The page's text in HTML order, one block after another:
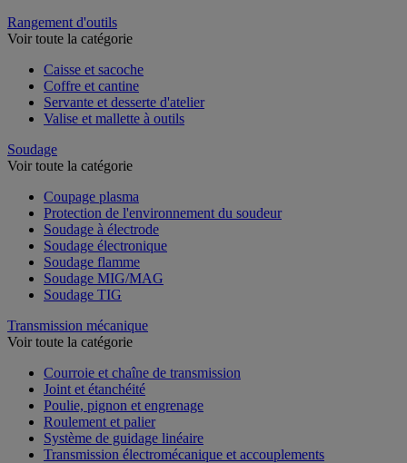
Rangement d'outils
Voir toute la catégorie
Caisse et sacoche
Coffre et cantine
Servante et desserte d'atelier
Valise et mallette à outils
Soudage
Voir toute la catégorie
Coupage plasma
Protection de l'environnement du soudeur
Soudage à électrode
Soudage électronique
Soudage flamme
Soudage MIG/MAG
Soudage TIG
Transmission mécanique
Voir toute la catégorie
Courroie et chaîne de transmission
Joint et étanchéité
Poulie, pignon et engrenage
Roulement et palier
Système de guidage linéaire
Transmission électromécanique et accouplements